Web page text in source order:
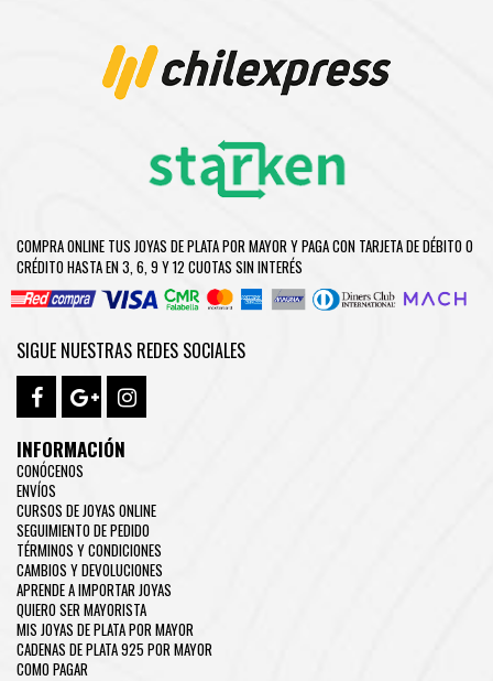
COMPRA ONLINE TUS JOYAS DE PLATA POR MAYOR Y PAGA CON TARJETA DE DÉBITO O
CRÉDITO HASTA EN 3, 6, 9 Y 12 CUOTAS SIN INTERÉS
SIGUE NUESTRAS REDES SOCIALES
INFORMACIÓN
CONÓCENOS
ENVÍOS
CURSOS DE JOYAS ONLINE
SEGUIMIENTO DE PEDIDO
TÉRMINOS Y CONDICIONES
CAMBIOS Y DEVOLUCIONES
APRENDE A IMPORTAR JOYAS
QUIERO SER MAYORISTA
MIS JOYAS DE PLATA POR MAYOR
CADENAS DE PLATA 925 POR MAYOR
COMO PAGAR